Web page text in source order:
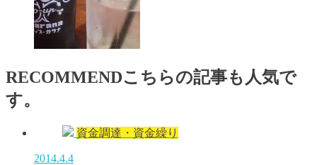
RECOMMENDこちらの記事も人気で
す。
資金調達・資金繰り
2014.4.4